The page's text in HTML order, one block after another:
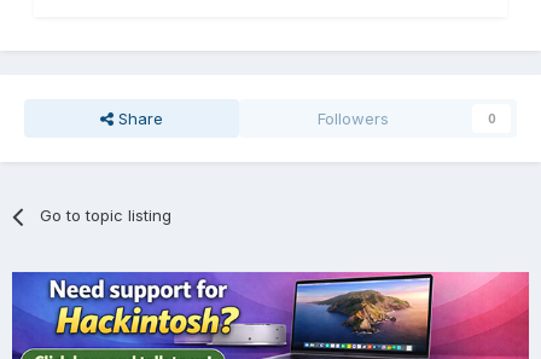
Share Followers 0
Go to topic listing